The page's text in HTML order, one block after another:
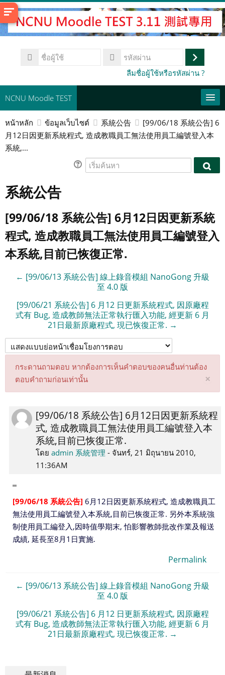
ข้าม
ไป
ที่
ชื่อ
เข้า
ระบบ
ลืมชื่อผู้ใช้หรือรหัสผ่าน ?
NCNU Moodle TEST
常用連結
Thai ‎(th)‎
ค้นหา
หน้าหลัก ข้อมูลเว็บไซต์ 系統公告
[99/06/18 系統公告] 6
月12日因更新系統程式, 造成教職員工無法使用員工編號登入本
系統,...
เริ่ม
เริ่ม
系統公告
[99/06/18 系統公告] 6月12日因更新系統
程式, 造成教職員工無法使用員工編號登入
本系統,目前已恢復正常.
← [99/06/13 系統公告] 線上錄音模組 NanoGong 升級
至 4.0 版
[99/06/21 系統公告] 6 月12 日更新系統程式, 因原廠程
式有 Bug, 造成教師無法正常執行匯入功能, 經更新 6 月
21日最新原廠程式, 現已恢復正常. →
กระดานถามตอบ หากต้องการเห็นคำตอบของคนอื่นท่านต้อง
ตอบคำถามก่อนเท่านั้น
×
[99/06/18 系統公告] 6月12日因更新系統程
式, 造成教職員工無法使用員工編號登入本
系統,目前已恢復正常.
โดย admin 系統管理 - จันทร์, 21 มิถุนายน 2010,
11:36AM
Number
of
replies:
0
[99/06/18 系統公告] 6月12日因更新系統程式, 造成教職員工
無法使用員工編號登入本系統,目前已恢復正常. 另外本系統強
制使用員工編登入,因時值學期末, 怕影響教師批改作業及報送
成績, 延長至8月1日實施.
Permalink
← [99/06/13 系統公告] 線上錄音模組 NanoGong 升級
至 4.0 版
[99/06/21 系統公告] 6 月12 日更新系統程式, 因原廠程
式有 Bug, 造成教師無法正常執行匯入功能, 經更新 6 月
21日最新原廠程式, 現已恢復正常. →